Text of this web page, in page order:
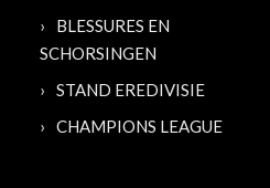
BLESSURES EN
SCHORSINGEN
STAND EREDIVISIE
CHAMPIONS LEAGUE